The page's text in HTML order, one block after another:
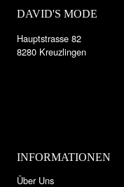
DAVID'S MODE
Hauptstrasse 82
8280 Kreuzlingen
INFORMATIONEN
Über Uns